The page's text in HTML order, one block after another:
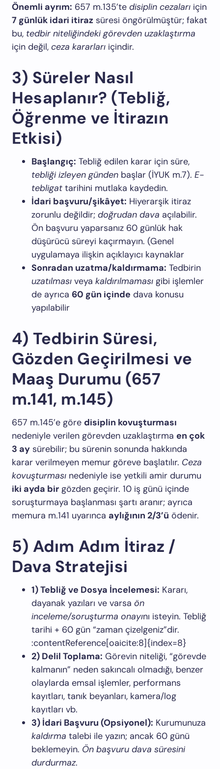
Önemli ayrım: 657 m.135’te disiplin cezaları için
7 günlük idari itiraz süresi öngörülmüştür; fakat
bu, tedbir niteliğindeki görevden uzaklaştırma
için değil, ceza kararları içindir.
3) Süreler Nasıl
Hesaplanır? (Tebliğ,
Öğrenme ve İtirazın
Etkisi)
Başlangıç: Tebliğ edilen karar için süre,
tebliği izleyen günden başlar (İYUK m.7). E-
tebligat tarihini mutlaka kaydedin.
İdari başvuru/şikâyet: Hiyerarşik itiraz
zorunlu değildir; doğrudan dava açılabilir.
Ön başvuru yaparsanız 60 günlük hak
düşürücü süreyi kaçırmayın. (Genel
uygulamaya ilişkin açıklayıcı kaynaklar
Sonradan uzatma/kaldırmama: Tedbirin
uzatılması veya kaldırılmaması gibi işlemler
de ayrıca 60 gün içinde dava konusu
yapılabilir
4) Tedbirin Süresi,
Gözden Geçirilmesi ve
Maaş Durumu (657
m.141, m.145)
657 m.145’e göre disiplin kovuşturması
nedeniyle verilen görevden uzaklaştırma en çok
3 ay sürebilir; bu sürenin sonunda hakkında
karar verilmeyen memur göreve başlatılır. Ceza
kovuşturması nedeniyle ise yetkili amir durumu
iki ayda bir gözden geçirir. 10 iş günü içinde
soruşturmaya başlanması şartı aranır; ayrıca
memura m.141 uyarınca aylığının 2/3’ü ödenir.
5) Adım Adım İtiraz /
Dava Stratejisi
1) Tebliğ ve Dosya İncelemesi: Kararı,
dayanak yazıları ve varsa ön
inceleme/soruşturma onayını isteyin. Tebliğ
tarihi + 60 gün “zaman çizelgeniz”dir.
:contentReference[oaicite:8]{index=8}
2) Delil Toplama: Görevin niteliği, “görevde
kalmanın” neden sakıncalı olmadığı, benzer
olaylarda emsal işlemler, performans
kayıtları, tanık beyanları, kamera/log
kayıtları vb.
3) İdari Başvuru (Opsiyonel): Kurumunuza
kaldırma talebi ile yazın; ancak 60 günü
beklemeyin. Ön başvuru dava süresini
durdurmaz.